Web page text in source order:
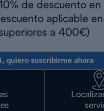
de descuento
aplicable
a 400€)
quiero suscribirme ahora